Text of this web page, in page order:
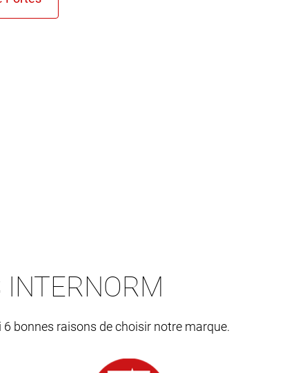
INTERNORM
bonnes raisons de choisir notre marque.